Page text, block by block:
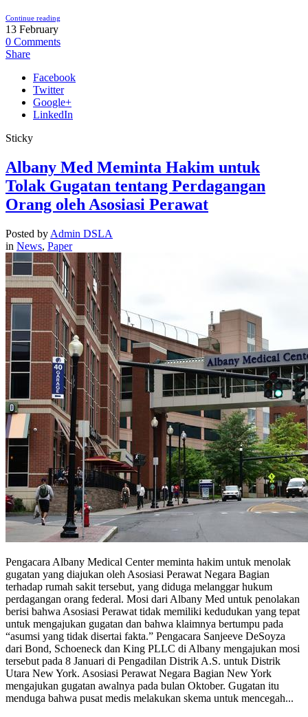
Continue reading
13 February
0 Comments
Share
Facebook
Twitter
Google+
LinkedIn
Sticky
Albany Med Meminta Hakim untuk
Tolak Gugatan tentang Perdagangan
Orang oleh Asosiasi Perawat
Posted by Admin DSLA
in News, Paper
Pengacara Albany Medical Center meminta hakim untuk menolak
gugatan yang diajukan oleh Asosiasi Perawat Negara Bagian
terhadap rumah sakit tersebut, yang diduga melanggar hukum
perdagangan orang federal. Mosi dari Albany Med untuk penolakan
berisi bahwa Asosiasi Perawat tidak memiliki kedudukan yang tepat
untuk mengajukan gugatan dan bahwa klaimnya bertumpu pada
“asumsi yang tidak disertai fakta.” Pengacara Sanjeeve DeSoyza
dari Bond, Schoeneck dan King PLLC di Albany mengajukan mosi
tersebut pada 8 Januari di Pengadilan Distrik A.S. untuk Distrik
Utara New York. Asosiasi Perawat Negara Bagian New York
mengajukan gugatan awalnya pada bulan Oktober. Gugatan itu
menduga bahwa pusat medis melakukan skema untuk mencegah...